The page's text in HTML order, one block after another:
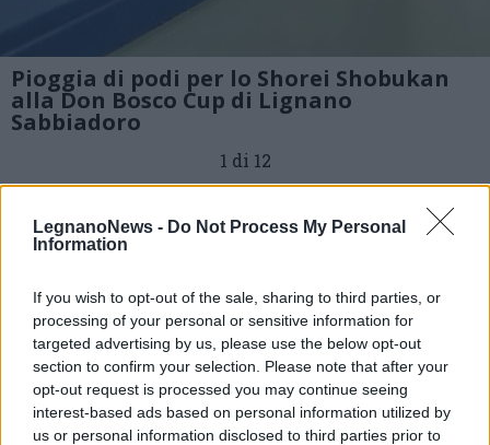
LegnanoNews - Do Not Process My Personal
Information
If you wish to opt-out of the sale, sharing to third parties, or
processing of your personal or sensitive information for
targeted advertising by us, please use the below opt-out
section to confirm your selection. Please note that after your
opt-out request is processed you may continue seeing
interest-based ads based on personal information utilized by
us or personal information disclosed to third parties prior to
Pioggia di podi per lo Shorei Shobukan
alla Don Bosco Cup di Lignano
Sabbiadoro
1 di 12
Leggi l'articolo:
Pioggia di podi per lo Shorei Shobukan alla Don Bosco Cup
di Lignano Sabbiadoro